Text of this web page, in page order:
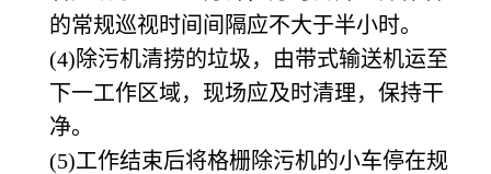
的常规巡视时间间隔应不大于半小时。
(4)除污机清捞的垃圾，由带式输送机运至
下一工作区域，现场应及时清理，保持干
净。
(5)工作结束后将格栅除污机的小车停在规